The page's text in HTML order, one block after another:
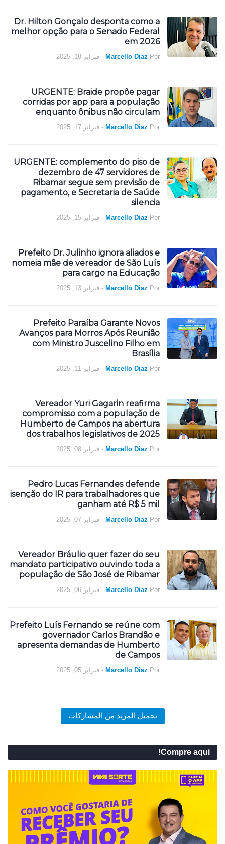
Dr. Hilton Gonçalo desponta como a
melhor opção para o Senado Federal
em 2026
Por
Marcello Diaz
- فبراير 18, 2025
URGENTE: Braide propõe pagar
corridas por app para a população
enquanto ônibus não circulam
Por
Marcello Diaz
- فبراير 17, 2025
URGENTE: complemento do piso de
dezembro de 47 servidores de
Ribamar segue sem previsão de
pagamento, e Secretaria de Saúde
silencia
Por
Marcello Diaz
- فبراير 15, 2025
Prefeito Dr. Julinho ignora aliados e
nomeia mãe de vereador de São Luís
para cargo na Educação
Por
Marcello Diaz
- فبراير 13, 2025
Prefeito Paraíba Garante Novos
Avanços para Morros Após Reunião
com Ministro Juscelino Filho em
Brasília
Por
Marcello Diaz
- فبراير 11, 2025
Vereador Yuri Gagarin reafirma
compromisso com a população de
Humberto de Campos na abertura
dos trabalhos legislativos de 2025
Por
Marcello Diaz
- فبراير 08, 2025
Pedro Lucas Fernandes defende
isenção do IR para trabalhadores que
ganham até R$ 5 mil
Por
Marcello Diaz
- فبراير 07, 2025
Vereador Bráulio quer fazer do seu
mandato participativo ouvindo toda a
população de São José de Ribamar
Por
Marcello Diaz
- فبراير 06, 2025
Prefeito Luís Fernando se reúne com
governador Carlos Brandão e
apresenta demandas de Humberto
de Campos
Por
Marcello Diaz
- فبراير 05, 2025
تحميل المزيد من المشاركات
Compre aqui!